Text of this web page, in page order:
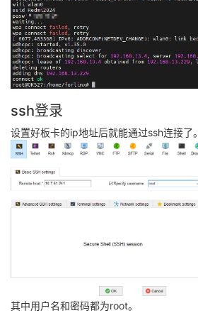
ssh登录
设置好板卡的ip地址后就能通过ssh连接了。
其中用户名和密码都为root。